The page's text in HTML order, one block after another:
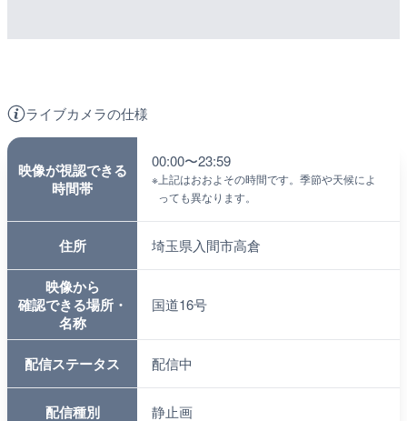
ライブカメラの仕様
映像が視認できる
時間帯
00:00〜23:59
※ 上記はおおよその時間です。季節や天候によ
っても異なります。
住所 埼玉県入間市高倉
映像から
確認できる場所・
名称
国道16号
配信ステータス 配信中
配信種別 静止画